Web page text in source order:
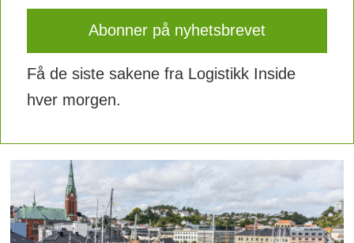
Få de siste sakene fra Logistikk Inside
hver morgen.